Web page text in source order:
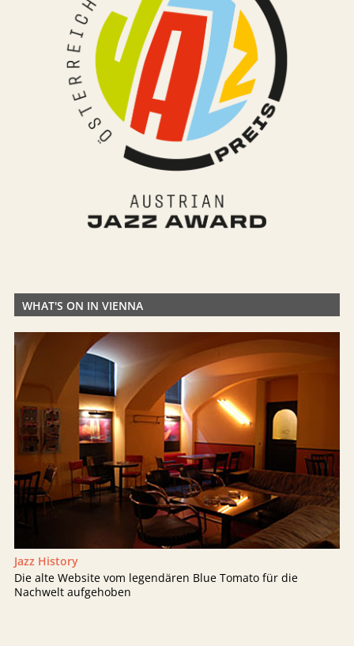
WHAT'S ON IN VIENNA
Jazz History
Die alte Website vom legendären Blue Tomato für die
Nachwelt aufgehoben